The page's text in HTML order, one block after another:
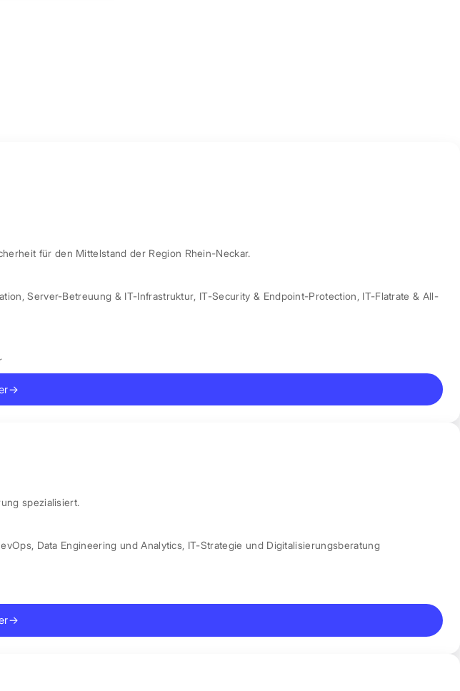
für den Mittelstand der Region Rhein-Neckar.
,Server-Betreuung & IT-Infrastruktur, IT-Security & Endpoint-Protection, IT-Flatrate & All-
→
spezialisiert.
, Data Engineering und Analytics, IT-Strategie und Digitalisierungsberatung
→